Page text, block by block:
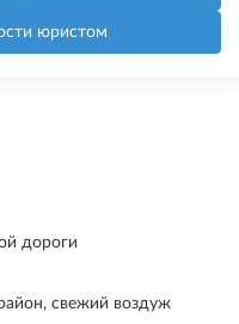
юристом
дороги
свежий воздуж